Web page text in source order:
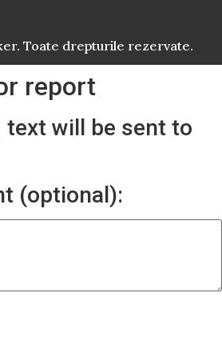
Toate drepturile rezervate.
report
will be sent to
(optional):